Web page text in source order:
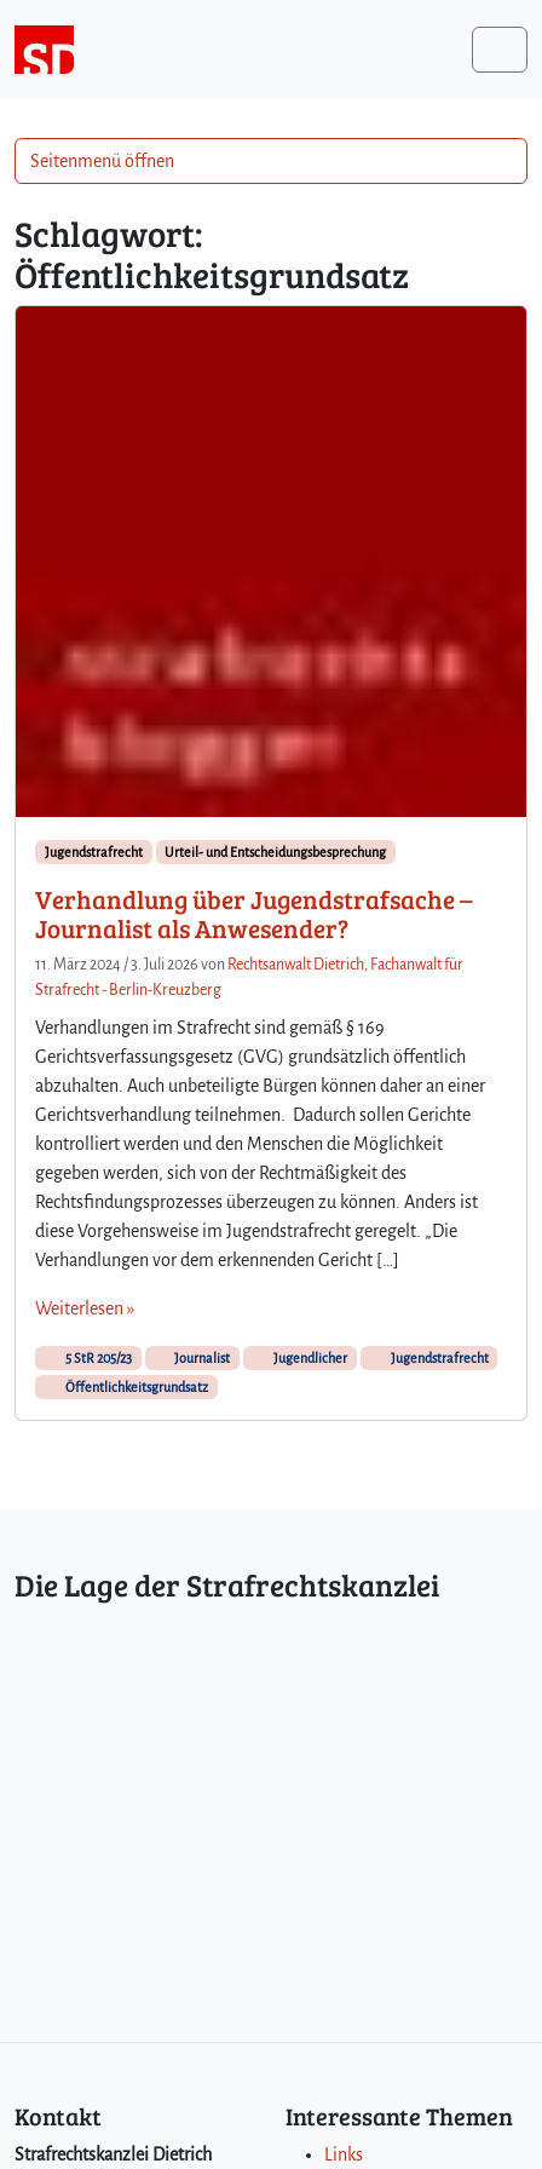
Schlagwort:
Öffentlichkeitsgrundsatz
Jugendstrafrecht Urteil- und Entscheidungsbesprechung
Verhandlung über Jugendstrafsache –
Journalist als Anwesender?
11. März 2024 /3. Juli 2026 von Rechtsanwalt Dietrich, Fachanwalt für
Strafrecht - Berlin-Kreuzberg
Verhandlungen im Strafrecht sind gemäß § 169
Gerichtsverfassungsgesetz (GVG) grundsätzlich öffentlich
abzuhalten. Auch unbeteiligte Bürgen können daher an einer
Gerichtsverhandlung teilnehmen. Dadurch sollen Gerichte
kontrolliert werden und den Menschen die Möglichkeit
gegeben werden, sich von der Rechtmäßigkeit des
Rechtsfindungsprozesses überzeugen zu können. Anders ist
diese Vorgehensweise im Jugendstrafrecht geregelt. „Die
Verhandlungen vor dem erkennenden Gericht […]
Weiterlesen »
5 StR 205/23 Journalist Jugendlicher
Jugendstrafrecht
Öffentlichkeitsgrundsatz
Seitenmenü öffnen
Die Lage der Strafrechtskanzlei
Kontakt
Strafrechtskanzlei Dietrich
Interessante Themen
Links